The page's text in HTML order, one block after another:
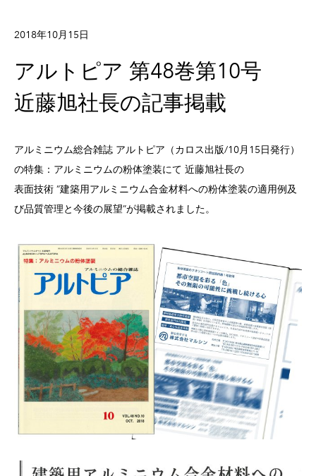
2018年10月15日
アルトピア 第48巻第10号
近藤旭社長の記事掲載
アルミニウム総合雑誌 アルトピア（カロス出版/10月15日発行）
の特集：アルミニウムの粉体塗装にて 近藤旭社長の
表面技術 ”建築用アルミニウム合金材料への粉体塗装の適用例及
び品質管理と今後の展望”が掲載されました。